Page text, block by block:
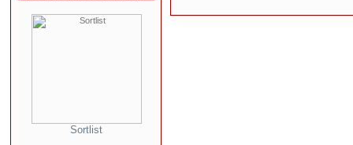
Sortlist